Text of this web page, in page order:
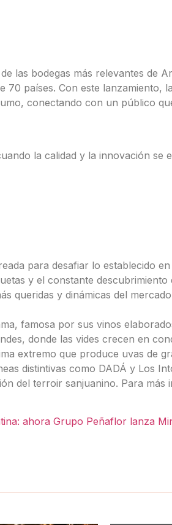
las bodegas más relevantes de
países. Con este lanzamiento,
conectando con un público
la calidad y la innovación se
para desafiar lo establecido
y el constante descubrimiento
queridas y dinámicas del
famosa por sus vinos
donde las vides crecen en
extremo que produce uvas de
distintivas como DADÁ y Los
del terroir sanjuanino. Para más
ahora Grupo Peñaflor lanza